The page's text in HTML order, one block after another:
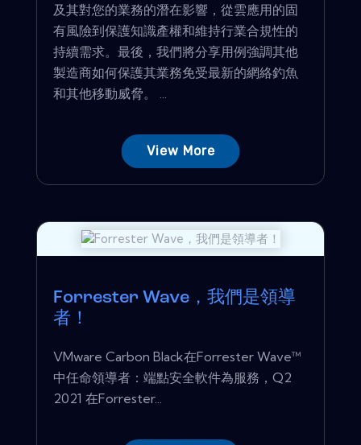
及其對您的業務的潛在影響，從雲應用的固
有風險到保護知識產權和維持行業合規性的
持續需求。最後，我們將分享用例強調其他
製造商如何保護其業務免受最新的網絡釣魚
和其他移動威脅。 ...
View More
Forrester Wave，我們是領導
者！
VMware Carbon Black在Forrester Wave™
中任命領導者：端點安全軟件為服務，Q2
2021 在Forrester...